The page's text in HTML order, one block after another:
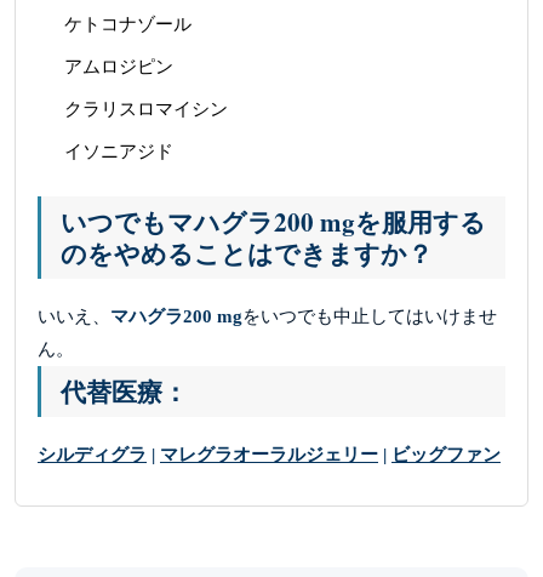
ケトコナゾール
アムロジピン
クラリスロマイシン
イソニアジド
いつでもマハグラ200 mgを服用する
のをやめることはできますか？
いいえ、 マハグラ200 mgをいつでも中止してはいけませ
ん。
代替医療：
シルディグラ | マレグラオーラルジェリー | ビッグファン